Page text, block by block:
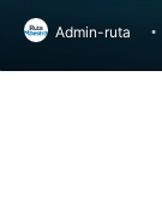
Admin-ruta